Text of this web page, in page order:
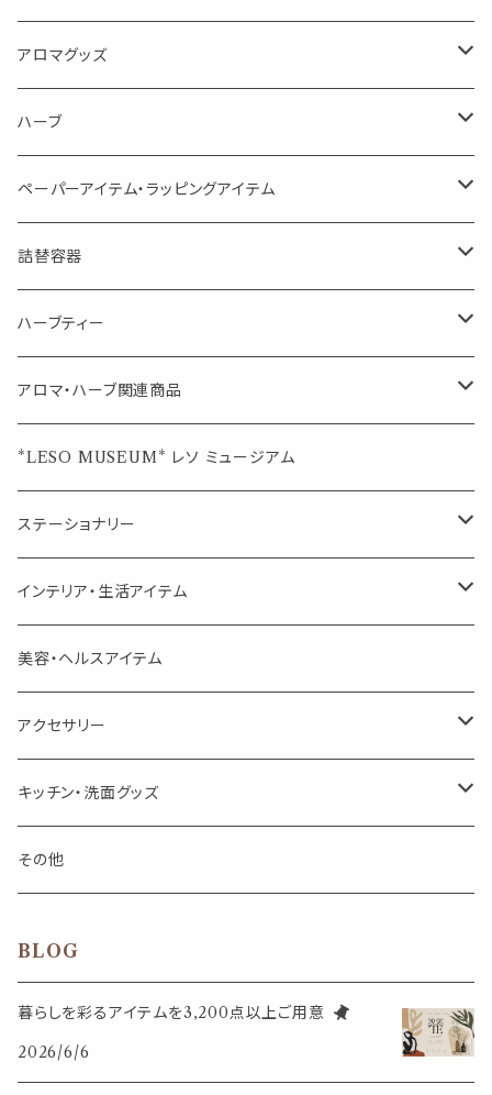
消臭に（用途：空間や衣服）
Kiyome LESO. キヨメ レソット
体感-4℃ !? 薄荷をブレンドしたアロマスプレー
AroMachi アロマチ 町の香り
Mask&Pillow Aroma
エッセンシャルオイル
シングル
ブレンド
キャリアオイル
アロマグッズ
エッセンシャルオイル
ディフューザー
ハーブ
サシェ・香り袋
ハーブティー
シングル
季節のハーブティー
箱入りアソート
キャンディー
ペーパーアイテム・ラッピングアイテム
シーリングワックス シール
ペーパークリップ
ウェルカムボード・装飾
席札クリップ
プチギフト
詰替容器
ロールオンボトル
スプレーボトル
スポイトボトル
精油用ボトル
ポンプ式ボトル
リップ容器
スクリュー容器
チューブ
スライドケース
ハーブティー
ブレンド
ジュエル オブ ビューティー
美人さんのハーブティー
シングル
アロマ・ハーブ関連商品
エッセンシャルオイル
シングル
ブレンド
クラフト器材・道具
キャリアオイル・ワックス
道具
お香・サシェ・キャンドル
線香
サシェ・香り袋
ディフューザー
アロマオイルウォーマー
アロマストーン
*LESO MUSEUM* レソ ミュージアム
ステーショナリー
デザインクリップ
記号（ハート,星,etc）
音楽・楽器
ページオープナー・ワイドクリップ
ポストカード・メッセージカード
フック・マグネット・画鋲
ステッカー・マスキングテープ・付箋
筆記用具
インテリア・生活アイテム
オブジェ
キャンドル・お香
ウォールアイテム
フック・マグネット・画鋲
収納・小物トレー
スマホアイテム
美容・ヘルスアイテム
アクセサリー
ブローチ・ピンバッチ
ピアス
ブレスレット
キッチン・洗面グッズ
カトラリー
その他
BLOG
暮らしを彩るアイテムを3,200点以上ご用意
2026/6/6